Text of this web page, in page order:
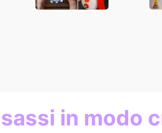
in modo